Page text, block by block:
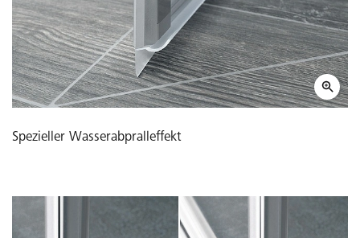
Spezieller Wasserabpralleffekt